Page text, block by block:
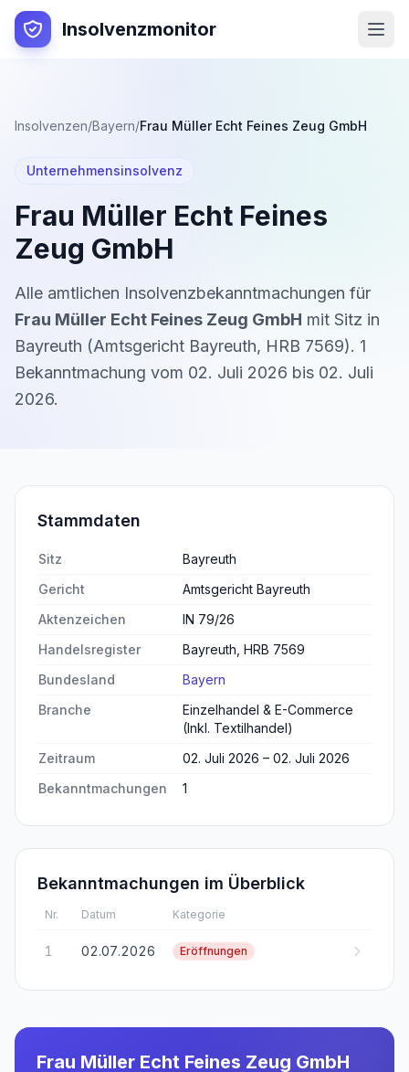
Insolvenzmonitor
Insolvenzen/Bayern/Frau Müller Echt Feines Zeug GmbH
Unternehmensinsolvenz
Frau Müller Echt Feines
Zeug GmbH
Alle amtlichen Insolvenzbekanntmachungen für
Frau Müller Echt Feines Zeug GmbH mit Sitz in
Bayreuth (Amtsgericht Bayreuth, HRB 7569). 1
Bekanntmachung vom 02. Juli 2026 bis 02. Juli
2026.
Stammdaten
Sitz
Bayreuth
Gericht
Amtsgericht Bayreuth
Aktenzeichen
IN 79/26
Handelsregister
Bayreuth, HRB 7569
Bundesland
Bayern
Branche
Einzelhandel & E-Commerce
(Inkl. Textilhandel)
Zeitraum
02. Juli 2026 – 02. Juli 2026
Bekanntmachungen
1
Bekanntmachungen im Überblick
Nr. Datum Kategorie
1 02.07.2026 Eröffnungen
Frau Müller Echt Feines Zeug GmbH